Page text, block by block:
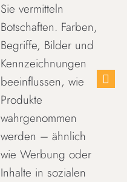
Sie vermitteln
Botschaften. Farben,
Begriffe, Bilder und
Kennzeichnungen
beeinflussen, wie
Produkte
wahrgenommen
werden – ähnlich
wie Werbung oder
Inhalte in sozialen